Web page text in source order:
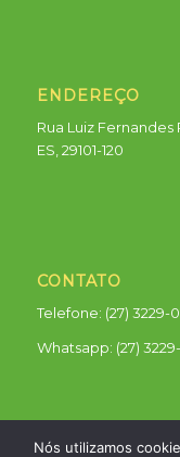
ENDEREÇO
Rua Luiz Fernandes
ES, 29101-120
CONTATO
Telefone: (27) 3229-
Whatsapp: (27)
Nós utilizamos